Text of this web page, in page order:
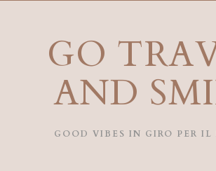
GO
AND
GOOD VIBES IN GIRO PER IL